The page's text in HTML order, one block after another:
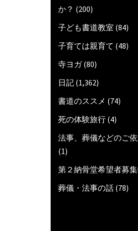
か？ (200)
子ども書道教室 (84)
子育ては親育て (48)
寺ヨガ(80)
日記 (1,362)
書道のススメ (74)
死の体験旅行 (4)
法事、葬儀などのご
(1)
第２納骨堂希望者募
葬儀・法事の話 (78)